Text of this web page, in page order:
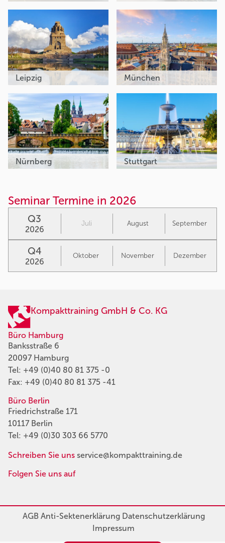
Leipzig München
Nürnberg Stuttgart
Seminar Termine in 2026
Q3
2026
Juli August September
Q4
2026
Oktober November Dezember
Kompakttraining GmbH & Co. KG
Büro Hamburg
Banksstraße 6
20097 Hamburg
Tel: +49 (0)40 80 81 375 -0
Fax: +49 (0)40 80 81 375 -41
Büro Berlin
Friedrichstraße 171
10117 Berlin
Tel: +49 (0)30 303 66 5770
Schreiben Sie uns service@kompakttraining.de
Folgen Sie uns auf
AGBAnti-SektenerklärungDatenschutzerklärung
Impressum